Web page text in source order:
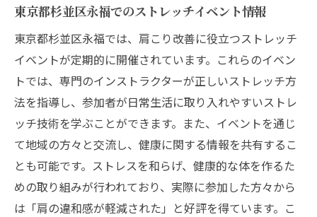
東京都杉並区永福でのストレッチイベント情報
東京都杉並区永福では、肩こり改善に役立つストレッチ
イベントが定期的に開催されています。これらのイベン
トでは、専門のインストラクターが正しいストレッチ方
法を指導し、参加者が日常生活に取り入れやすいストレ
ッチ技術を学ぶことができます。また、イベントを通じ
て地域の方々と交流し、健康に関する情報を共有するこ
とも可能です。ストレスを和らげ、健康的な体を作るた
めの取り組みが行われており、実際に参加した方々から
は「肩の違和感が軽減された」と好評を得ています。こ